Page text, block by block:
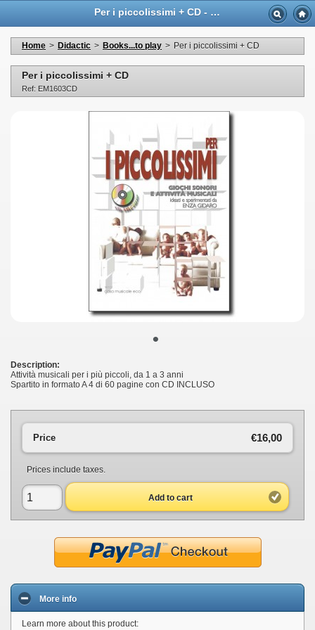
Per i piccolissimi + CD - Casa Musicale Eco
Home > Didactic > Books...to play > Per i piccolissimi + CD
Per i piccolissimi + CD
Ref: EM1603CD
•
Description:
Attività musicali per i più piccoli, da 1 a 3 anni
Spartito in formato A 4 di 60 pagine con CD INCLUSO
€16,00
Price
Prices include taxes.
Add to cart
More info
Learn more about this product: